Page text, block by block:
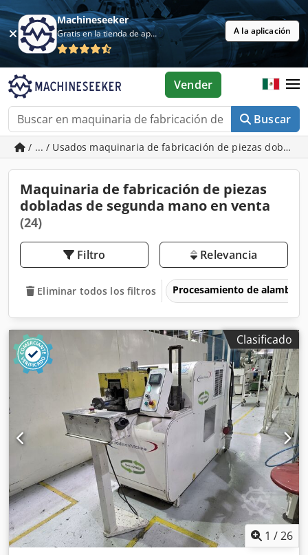
Machineseeker
Gratis en la tienda de aplicaciones A la aplicación
Buscar
Vender
/ ... / Usados maquinaria de fabricación de piezas
Maquinaria de fabricación de piezas
dobladas de segunda mano en venta
(24)
Filtro Relevancia
Eliminar todos los filtros Procesamiento de alambre
Clasificado
1 /26